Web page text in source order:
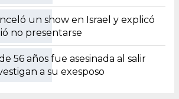
un show en Israel y explicó
no presentarse
56 años fue asesinada al salir
a su exesposo